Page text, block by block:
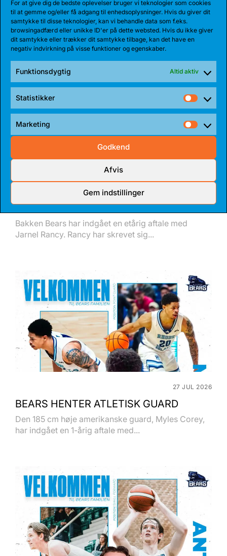
For at give dig de bedste oplevelser bruger vi teknologier som cookies
til at gemme og/eller få adgang til enhedsoplysninger. Hvis du giver dit
samtykke til disse teknologier, kan vi behandle data som f.eks.
browsingadfærd eller unikke ID'er på dette websted. Hvis du ikke giver
dit samtykke eller trækker dit samtykke tilbage, kan det have en
negativ indvirkning på visse funktioner og egenskaber.
Funktionsdygtig Altid aktiv
Statistikker
Marketing
Godkend
Afvis
Gem indstillinger
REKORDHOLDER TIL BEARS
Bakken Bears har indgået en etårig aftale med
Jarnel Rancy. Rancy har skrevet sig...
27 JUL 2026
BEARS HENTER ATLETISK GUARD
Den 185 cm høje amerikanske guard, Myles Corey,
har indgået en 1-årig aftale med...